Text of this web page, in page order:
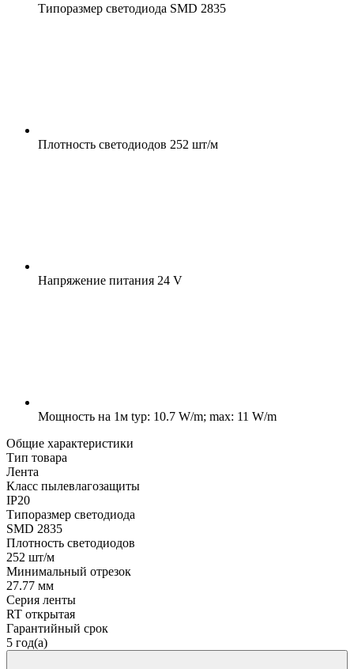
Типоразмер светодиода SMD 2835
Плотность светодиодов 252 шт/м
Напряжение питания 24 V
Мощность на 1м typ: 10.7 W/m; max: 11 W/m
Общие характеристики
Тип товара
Лента
Класс пылевлагозащиты
IP20
Типоразмер светодиода
SMD 2835
Плотность светодиодов
252 шт/м
Минимальный отрезок
27.77 мм
Серия ленты
RT открытая
Гарантийный срок
5 год(а)